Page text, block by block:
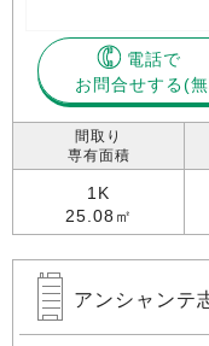
電話で
お問合せする
間取り
専有面積
1K
25.08㎡
アンシャンテ